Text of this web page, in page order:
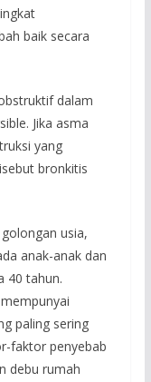
baik secara
dalam
Jika asma
yang
bronkitis
usia,
anak-anak dan
40 tahun.
paling sering
faktor penyebab
debu rumah